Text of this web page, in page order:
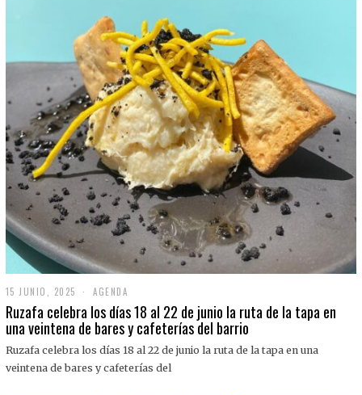
15 JUNIO, 2025
J
U
I
O
AGENDA
Ruzafa celebra los días 18 al 22 de junio la ruta de la tapa en
una veintena de bares y cafeterías del barrio
Ruzafa celebra los días 18 al 22 de junio la ruta de la tapa en una
veintena de bares y cafeterías del